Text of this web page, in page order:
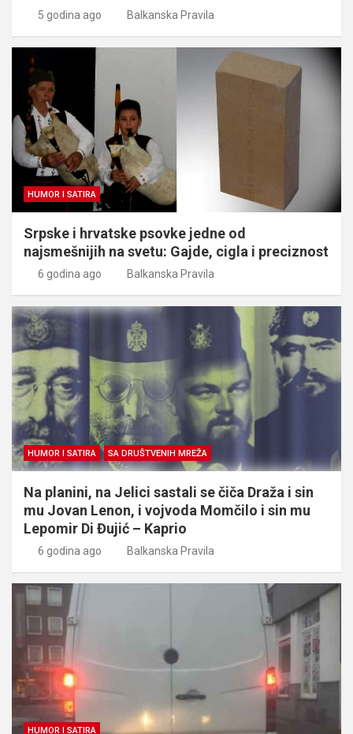
5 godina ago Balkanska Pravila
HUMOR I SATIRA
Srpske i hrvatske psovke jedne od
najsmešnijih na svetu: Gajde, cigla i preciznost
6 godina ago Balkanska Pravila
HUMOR I SATIRA SA DRUŠTVENIH MREŽA
Na planini, na Jelici sastali se čiča Draža i sin
mu Jovan Lenon, i vojvoda Momčilo i sin mu
Lepomir Di Đujić – Kaprio
6 godina ago Balkanska Pravila
HUMOR I SATIRA